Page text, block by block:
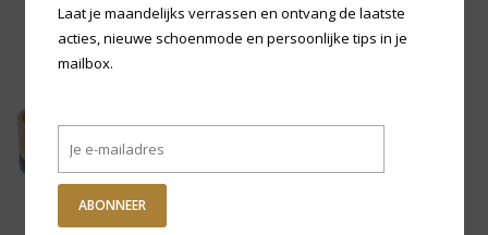
Laat je maandelijks verrassen en ontvang de laatste
acties, nieuwe schoenmode en persoonlijke tips in je
mailbox.
ABONNEER